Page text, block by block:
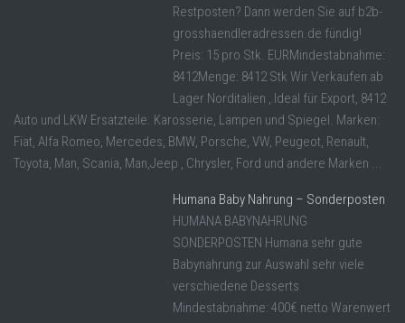
Restposten? Dann werden Sie auf b2b-
grosshaendleradressen.de fündig!
Preis: 15 pro Stk. EURMindestabnahme:
8412Menge: 8412 Stk Wir Verkaufen ab
Lager Norditalien , Ideal für Export, 8412
Auto und LKW Ersatzteile. Karosserie, Lampen und Spiegel. Marken:
Fiat, Alfa Romeo, Mercedes, BMW, Porsche, VW, Peugeot, Renault,
Toyota, Man, Scania, Man,Jeep , Chrysler, Ford und andere Marken ...
Humana Baby Nahrung – Sonderposten
HUMANA BABYNAHRUNG
SONDERPOSTEN Humana sehr gute
Babynahrung zur Auswahl sehr viele
verschiedene Desserts
Mindestabnahme: 400€ netto Warenwert